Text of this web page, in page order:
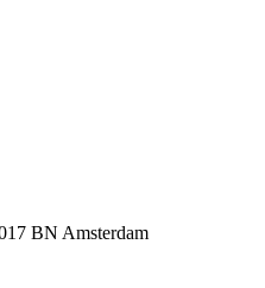
BN Amsterdam